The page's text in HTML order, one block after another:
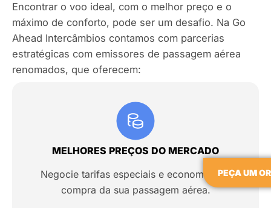
Encontrar o voo ideal, com o melhor preço e o
máximo de conforto, pode ser um desafio. Na Go
Ahead Intercâmbios contamos com parcerias
estratégicas com emissores de passagem aérea
renomados, que oferecem:
MELHORES PREÇOS DO MERCADO
Negocie tarifas especiais e economize na
compra da sua passagem aérea.
PEÇA UM